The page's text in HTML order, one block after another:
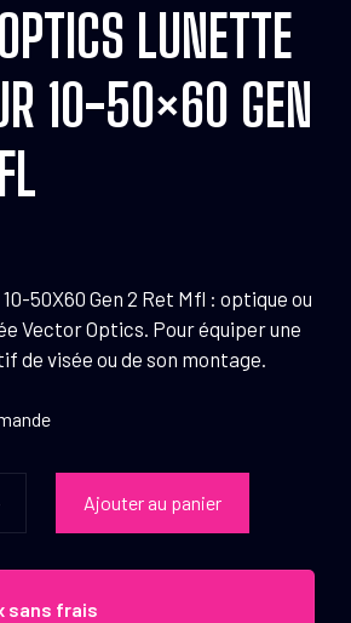
LUNETTE
10-50×60 GEN
50X60 Gen 2 Ret Mfl : optique ou
Vector Optics. Pour équiper une
de visée ou de son montage.
quantité
Vector
Optics
Ajouter au panier
sans frais